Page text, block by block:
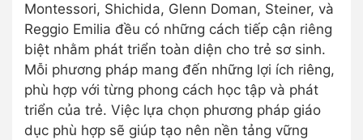
Montessori, Shichida, Glenn Doman, Steiner, và
Reggio Emilia đều có những cách tiếp cận riêng
biệt nhằm phát triển toàn diện cho trẻ sơ sinh.
Mỗi phương pháp mang đến những lợi ích riêng,
phù hợp với từng phong cách học tập và phát
triển của trẻ. Việc lựa chọn phương pháp giáo
dục phù hợp sẽ giúp tạo nên nền tảng vững